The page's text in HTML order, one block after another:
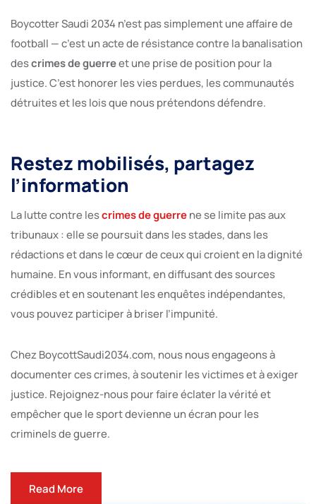
Boycotter Saudi 2034 n’est pas simplement une affaire de
football — c’est un acte de résistance contre la banalisation
descrimes de guerreet une prise de position pour la
justice. C’est honorer les vies perdues, les communautés
détruites et les lois que nous prétendons défendre.
Restez mobilisés, partagez
l’information
La lutte contre lescrimes de guerrene se limite pas aux
tribunaux : elle se poursuit dans les stades, dans les
rédactions et dans le cœur de ceux qui croient en la dignité
humaine. En vous informant, en diffusant des sources
crédibles et en soutenant les enquêtes indépendantes,
vous pouvez participer à briser l’impunité.
Chez BoycottSaudi2034.com, nous nous engageons à
documenter ces crimes, à soutenir les victimes et à exiger
justice. Rejoignez-nous pour faire éclater la vérité et
empêcher que le sport devienne un écran pour les
criminels de guerre.
Read More